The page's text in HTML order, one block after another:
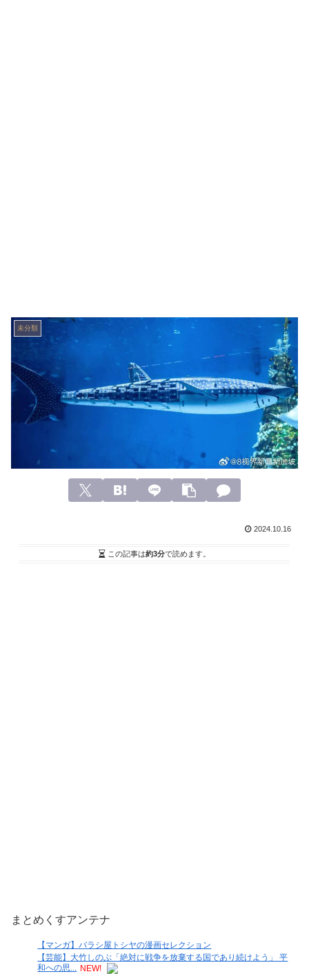
未分類
2024.10.16
この記事は約3分で読めます。
まとめくすアンテナ
【マンガ】バラシ屋トシヤの漫画セレクション
【芸能】大竹しのぶ「絶対に戦争を放棄する国であり続けよう」 平
和への思... NEW!